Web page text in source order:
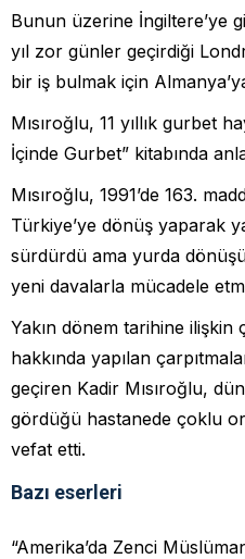
Bunun üzerine İngiltere’ye
yıl zor günler geçirdiği
bir iş bulmak için
Mısıroğlu, 11 yıllık gurbet
İçinde Gurbet” kitabında
Mısıroğlu, 1991’de 163.
Türkiye’ye dönüş yaparak
sürdürdü ama yurda
yeni davalarla mücadele
Yakın dönem tarihine ilişkin
hakkında yapılan
geçiren Kadir Mısıroğlu,
gördüğü hastanede çoklu
vefat etti.
Bazı eserleri
“Amerika’da Zenci